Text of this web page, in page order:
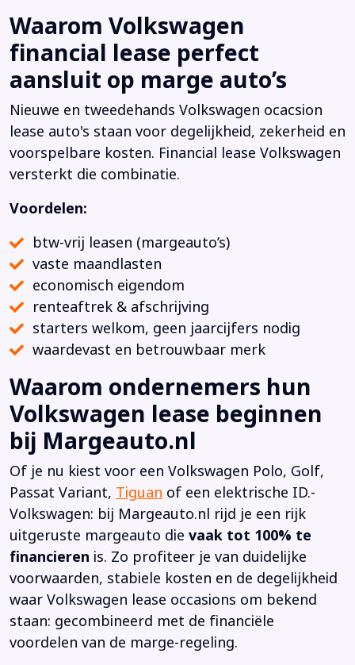
Waarom Volkswagen
financial lease perfect
aansluit op marge auto’s
Nieuwe en tweedehands Volkswagen ocacsion
lease auto's staan voor degelijkheid, zekerheid en
voorspelbare kosten. Financial lease Volkswagen
versterkt die combinatie.
Voordelen:
btw-vrij leasen (margeauto’s)
vaste maandlasten
economisch eigendom
renteaftrek & afschrijving
starters welkom, geen jaarcijfers nodig
waardevast en betrouwbaar merk
Waarom ondernemers hun
Volkswagen lease beginnen
bij Margeauto.nl
Of je nu kiest voor een Volkswagen Polo, Golf,
Passat Variant, Tiguan of een elektrische ID.-
Volkswagen: bij Margeauto.nl rijd je een rijk
uitgeruste margeauto die vaak tot 100% te
financieren is. Zo profiteer je van duidelijke
voorwaarden, stabiele kosten en de degelijkheid
waar Volkswagen lease occasions om bekend
staan: gecombineerd met de financiële
voordelen van de marge-regeling.